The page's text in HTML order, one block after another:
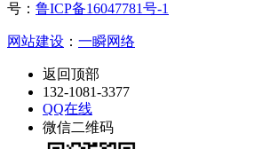
号： 鲁ICP备16047781号-1
网站建设 ： 一瞬网络
返回顶部
132-1081-3377
QQ在线
微信二维码